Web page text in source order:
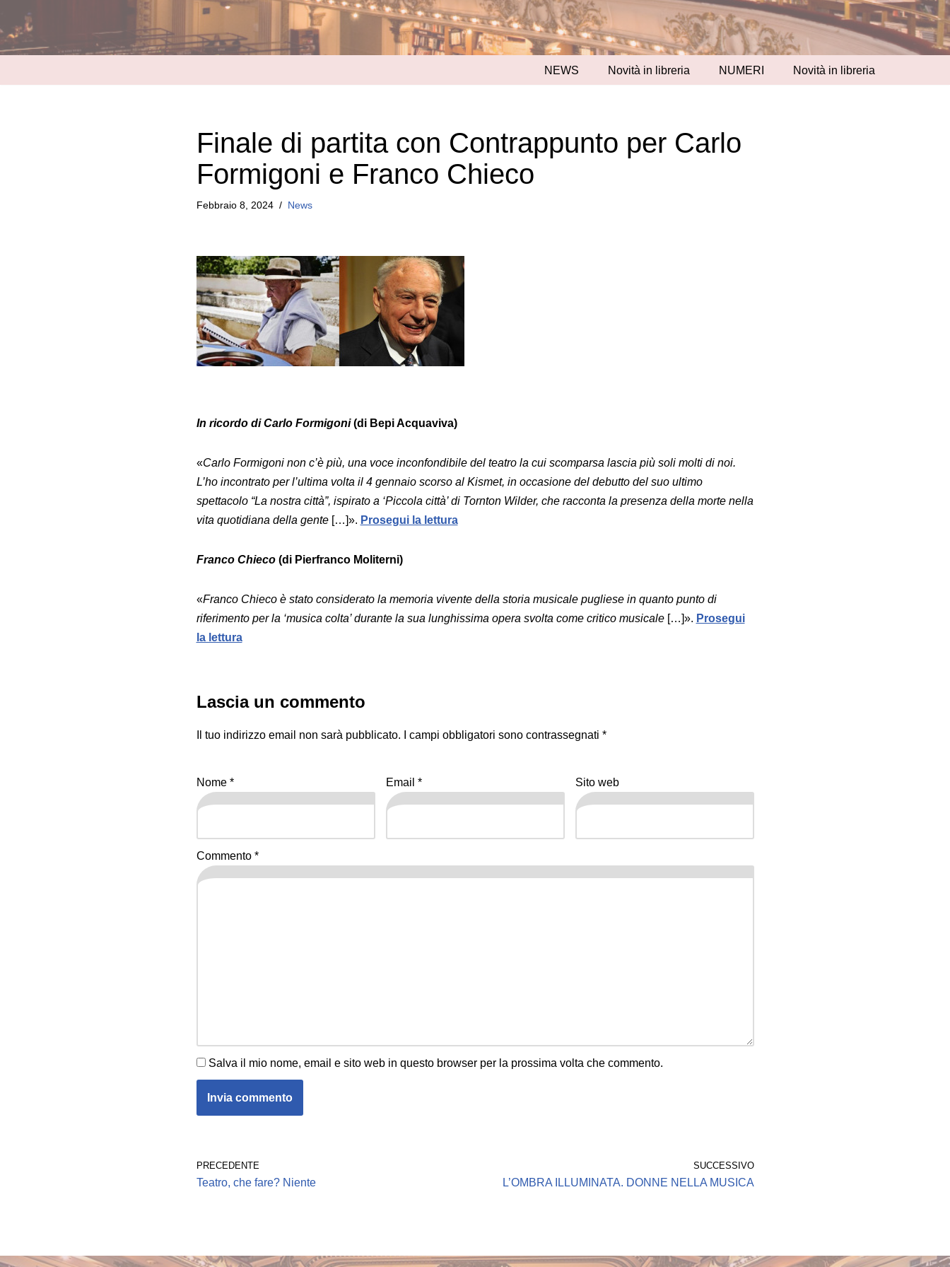
NEWS Novità in libreria NUMERI Novità in libreria
Finale di partita con Contrappunto per Carlo
Formigoni e Franco Chieco
Febbraio 8, 2024 News
In ricordo di Carlo Formigoni(di Bepi Acquaviva)
«Carlo Formigoni non c’è più, una voce inconfondibile del teatro la cui scomparsa lascia più soli molti di noi.
L’ho incontrato per l’ultima volta il 4 gennaio scorso al Kismet, in occasione del debutto del suo ultimo
spettacolo “La nostra città”, ispirato a ‘Piccola città’ di Tornton Wilder, che racconta la presenza della morte nella
vita quotidiana della gente[…]». Prosegui la lettura
Franco Chieco(di Pierfranco Moliterni)
«Franco Chieco è stato considerato la memoria vivente della storia musicale pugliese in quanto punto di
riferimento per la ‘musica colta’ durante la sua lunghissima opera svolta come critico musicale[…]». Prosegui
la lettura
Lascia un commento
Il tuo indirizzo email non sarà pubblicato. I campi obbligatori sono contrassegnati *
Nome * Email * Sito web
Commento *
Salva il mio nome, email e sito web in questo browser per la prossima volta che commento.
PRECEDENTE
Teatro, che fare? Niente
SUCCESSIVO
L’OMBRA ILLUMINATA. DONNE NELLA MUSICA